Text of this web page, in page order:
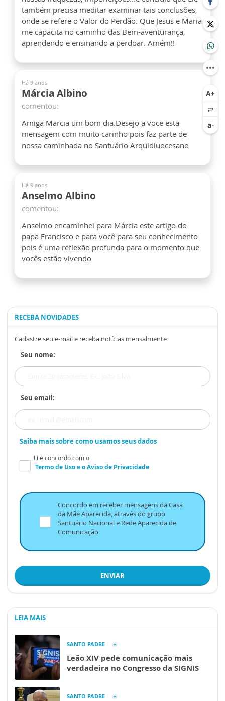
também precisa meditar examinar tais conclusões,
onde se refere o Valor do Perdão. Que Jesus e Maria
me capacita no caminho das Bem-aventurança,
aprendendo e ensinando a perdoar. Amém!!
Há 9 anos
Márcia Albino
comentou:
Amiga Marcia um bom dia.Desejo a voce esta
mensagem com muito carinho pois faz parte de
nossa caminhada no Santuário Arquidiuocesano
Há 9 anos
Anselmo Albino
comentou:
Anselmo encaminhei para Márcia este artigo do
papa Francisco e para você para seu conhecimento
pois é uma reflexão profunda para o momento que
vocês estão vivendo
RECEBA NOVIDADES
Cadastre seu e-mail e receba notícias mensalmente
Seu nome:
Seu email:
Saiba mais sobre como usamos seus dados
Li e concordo com o
Termo de Usoe oAviso de Privacidade
Concordo em receber mensagens da Casa
da Mãe Aparecida, através do grupo
Santuário Nacional e Rede Aparecida de
Comunicação
ENVIAR
LEIA MAIS
SANTO PADRE
Leão XIV pede comunicação mais
verdadeira no Congresso da SIGNIS
SANTO PADRE